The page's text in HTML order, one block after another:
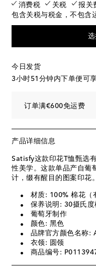
消费税
关税 报关
包含关税与税金，不包含
今日发货
3小时51分钟内下单便可
订单满€600免运费
产品详细信息
Satisfy这款印花T恤甄选
性美学。这款单品产自葡
计，缀有醒目的图案印花。
材质: 100% 棉花（
保养说明: 30摄氏度
葡萄牙制作
颜色: 黑色
品牌官方颜色名称:
衣领: 圆领
商品编号: